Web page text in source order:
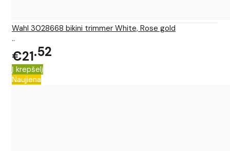
Wahl 3028668 bikini trimmer White, Rose gold
..
€21 52
Į krepšelį
Naujiena